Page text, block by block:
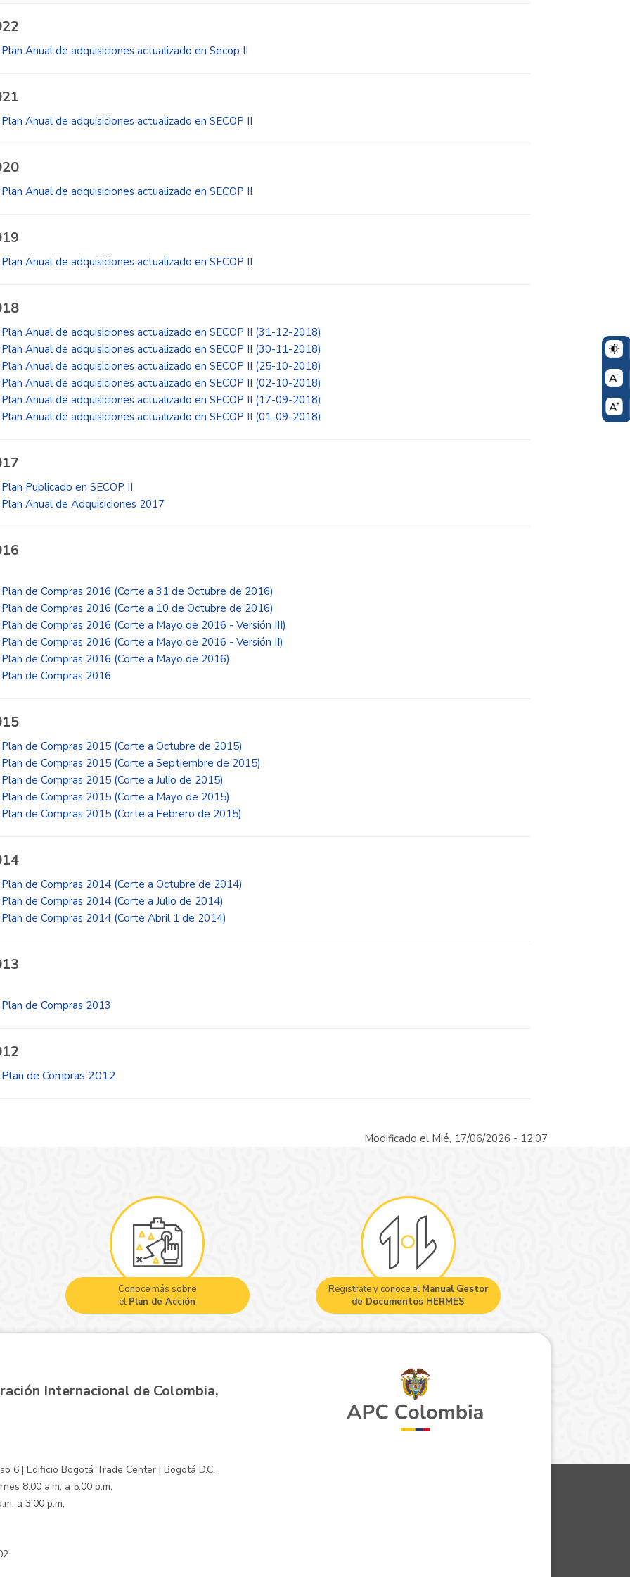
Plan Anual de adquisiciones actualizado en Secop II
Plan Anual de adquisiciones actualizado en SECOP II
Plan Anual de adquisiciones actualizado en SECOP II
Plan Anual de adquisiciones actualizado en SECOP II
Plan Anual de adquisiciones actualizado en SECOP II (31-12-2018)
Plan Anual de adquisiciones actualizado en SECOP II (30-11-2018)
Plan Anual de adquisiciones actualizado en SECOP II (25-10-2018)
Plan Anual de adquisiciones actualizado en SECOP II (02-10-2018)
Plan Anual de adquisiciones actualizado en SECOP II (17-09-2018)
Plan Anual de adquisiciones actualizado en SECOP II (01-09-2018)
Plan Publicado en SECOP II
Plan Anual de Adquisiciones 2017
Plan de Compras 2016 (Corte a 31 de Octubre de 2016)
Plan de Compras 2016 (Corte a 10 de Octubre de 2016)
Plan de Compras 2016 (Corte a Mayo de 2016 - Versión III)
Plan de Compras 2016 (Corte a Mayo de 2016 - Versión II)
Plan de Compras 2016 (Corte a Mayo de 2016)
Plan de Compras 2016
Plan de Compras 2015 (Corte a Octubre de 2015)
Plan de Compras 2015 (Corte a Septiembre de 2015)
Plan de Compras 2015 (Corte a Julio de 2015)
Plan de Compras 2015 (Corte a Mayo de 2015)
Plan de Compras 2015 (Corte a Febrero de 2015)
Plan de Compras 2014 (Corte a Octubre de 2014)
Plan de Compras 2014 (Corte a Julio de 2014)
Plan de Compras 2014 (Corte Abril 1 de 2014)
Plan de Compras 2013
Plan de Compras 2012
Modificado el Mié, 17/06/2026 - 12:07
Conoce más sobre
el Plan de Acción
Regístrate y conoce el Manual Gestor
de Documentos HERMES
Internacional de Colombia,
6 | Edificio Bogotá Trade Center | Bogotá D.C.
8:00 a.m. a 5:00 p.m.
a 3:00 p.m.